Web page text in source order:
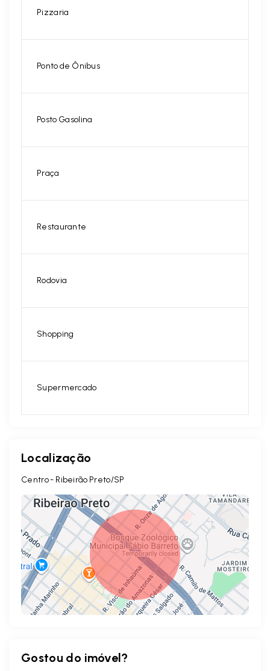
Pizzaria
Ponto de Ônibus
Posto Gasolina
Praça
Restaurante
Rodovia
Shopping
Supermercado
Localização
Centro - Ribeirão Preto/SP
Gostou do imóvel?